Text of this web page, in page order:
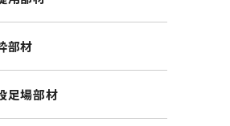
部材
足場部材